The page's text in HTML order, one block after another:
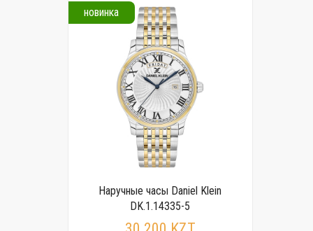
новинка
Наручные часы Daniel Klein
DK.1.14335-5